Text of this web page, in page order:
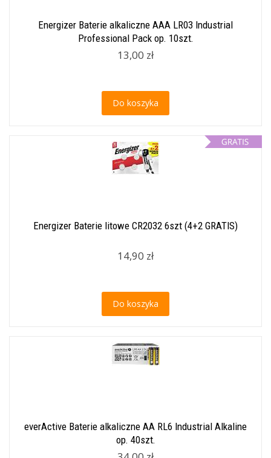
Energizer Baterie alkaliczne AAA LR03 Industrial
Professional Pack op. 10szt.
13,00 zł
Do koszyka
Energizer Baterie litowe CR2032 6szt (4+2 GRATIS)
14,90 zł
Do koszyka
everActive Baterie alkaliczne AA RL6 Industrial Alkaline
op. 40szt.